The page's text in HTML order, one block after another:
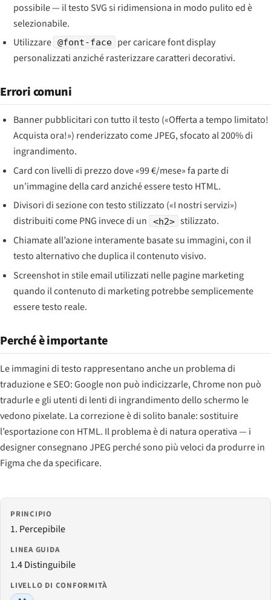
possibile — il testo SVG si ridimensiona in modo pulito ed è
selezionabile.
Utilizzare @font-face
per caricare font display
personalizzati anziché rasterizzare caratteri decorativi.
Errori comuni
Banner pubblicitari con tutto il testo («Offerta a tempo limitato!
Acquista ora!») renderizzato come JPEG, sfocato al 200% di
ingrandimento.
Card con livelli di prezzo dove «99 €/mese» fa parte di
un’immagine della card anziché essere testo HTML.
Divisori di sezione con testo stilizzato («I nostri servizi»)
distribuiti come PNG invece di un
<h2> stilizzato.
Chiamate all’azione interamente basate su immagini, con il
testo alternativo che duplica il contenuto visivo.
Screenshot in stile email utilizzati nelle pagine marketing
quando il contenuto di marketing potrebbe semplicemente
essere testo reale.
Perché è importante
Le immagini di testo rappresentano anche un problema di
traduzione e SEO: Google non può indicizzarle, Chrome non può
tradurle e gli utenti di lenti di ingrandimento dello schermo le
vedono pixelate. La correzione è di solito banale: sostituire
l’esportazione con HTML. Il problema è di natura operativa — i
designer consegnano JPEG perché sono più veloci da produrre in
Figma che da specificare.
PRINCIPIO
1. Percepibile
LINEA GUIDA
1.4 Distinguibile
LIVELLO DI CONFORMITÀ